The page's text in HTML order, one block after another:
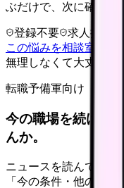
ぶだけで、次に確認す
登録不要 求人押し売
この悩みを相談室で整
無理しなくて大丈夫
転職予備軍向け
今の職場を続ける
んか。
ニュースを読んで不安
「今の条件・他の選